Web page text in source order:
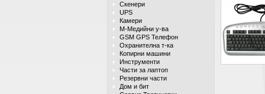
Скенери
UPS
Камери
М-Медийни у-ва
GSM GPS Телефон
Охранителна т-ка
Копирни машини
Инструменти
Части за лаптоп
Резервни части
Дом и бит